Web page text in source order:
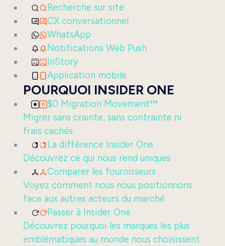
Recherche sur site
CX conversationnel
WhatsApp
Notifications Web Push
InStory
Application mobile
POURQUOI INSIDER ONE
$0 Migration Movement™
Migrer sans crainte, sans contrainte ni
frais cachés.
La différence Insider One
Découvrez ce qui nous rend uniques
Comparer les fournisseurs
Voyez comment nous nous positionnons
face aux autres acteurs du marché
Passer à Insider One
Découvrez pourquoi les marques les plus
emblématiques au monde nous choisissent